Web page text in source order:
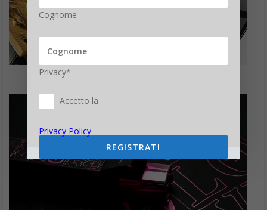
Cognome
Privacy*
Accetto la
Privacy Policy
REGISTRATI